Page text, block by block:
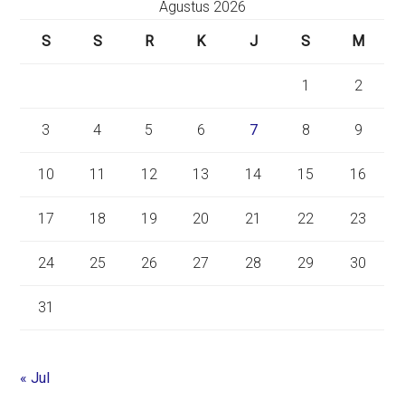
Agustus 2026
S
S R K J S M
1 2
3 4 5 6 7 8 9
10 11 12 13 14 15 16
17 18 19 20 21 22 23
24 25 26 27 28 29 30
31
« Jul